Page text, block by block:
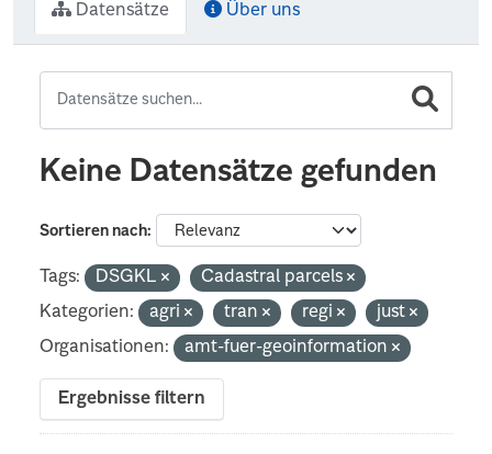
Datensätze Über uns
Keine Datensätze gefunden
Sortieren nach
Tags: DSGKL
Cadastral parcels
Kategorien:
agri tran regi
just
Organisationen:
amt-fuer-geoinformation
Ergebnisse filtern